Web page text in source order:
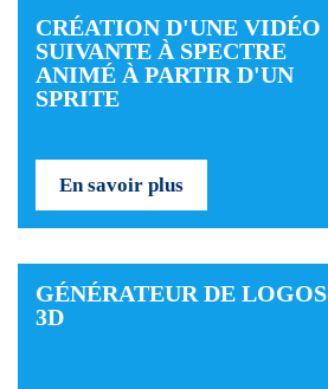
CRÉATION D'UNE VIDÉO
SUIVANTE À SPECTRE
ANIMÉ À PARTIR D'UN
SPRITE
En savoir plus
GÉNÉRATEUR DE LOGOS
3D